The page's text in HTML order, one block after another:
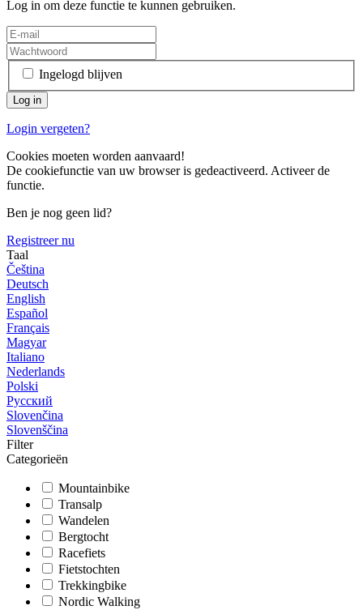
Log in om deze functie te kunnen gebruiken.
Ingelogd blijven
Login vergeten?
Cookies moeten worden aanvaard!
De cookiefunctie van uw browser is gedeactiveerd. Activeer de
functie.
Ben je nog geen lid?
Registreer nu
Taal
Čeština
Deutsch
English
Español
Français
Magyar
Italiano
Nederlands
Polski
Русский
Slovenčina
Slovenščina
Filter
Categorieën
Mountainbike
Transalp
Wandelen
Bergtocht
Racefiets
Fietstochten
Trekkingbike
Nordic Walking